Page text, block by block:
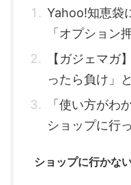
Yahoo!知恵袋
「オプション
【ガジェマガ
ったら負け」
「使い方がわ
ショップに行
ショップに行かな